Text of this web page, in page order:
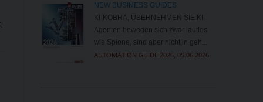
NEW BUSINESS GUIDES
KI-KOBRA, ÜBERNEHMEN SIE KI-
Agenten bewegen sich zwar lautlos
wie Spione, sind aber nicht in ­geh...
AUTOMATION GUIDE 2026, 05.06.2026